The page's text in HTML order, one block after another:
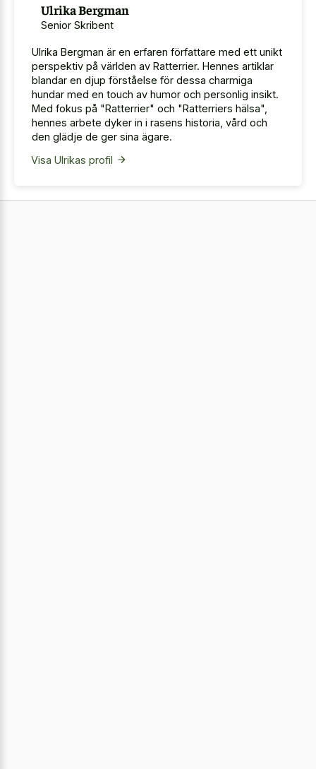
Ulrika Bergman
Senior Skribent
Ulrika Bergman är en erfaren författare med ett unikt
perspektiv på världen av Ratterrier. Hennes artiklar
blandar en djup förståelse för dessa charmiga
hundar med en touch av humor och personlig insikt.
Med fokus på "Ratterrier" och "Ratterriers hälsa",
hennes arbete dyker in i rasens historia, vård och
den glädje de ger sina ägare.
Visa Ulrikas profil